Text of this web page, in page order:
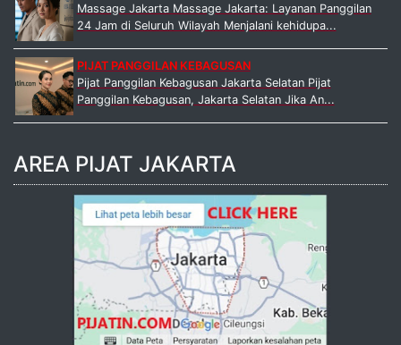
Massage Jakarta Massage Jakarta: Layanan Panggilan
24 Jam di Seluruh Wilayah Menjalani kehidupa...
PIJAT PANGGILAN KEBAGUSAN
Pijat Panggilan Kebagusan Jakarta Selatan Pijat
Panggilan Kebagusan, Jakarta Selatan Jika An...
AREA PIJAT JAKARTA